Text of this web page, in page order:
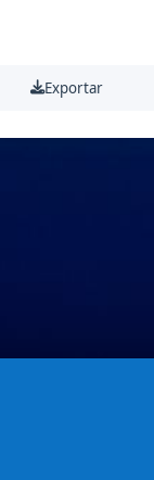
Exportar